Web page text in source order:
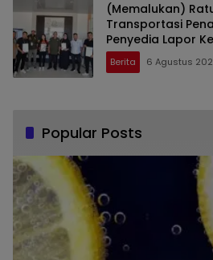
(Memalukan)
Transportasi
Penyedia Lapor
Berita 6 Agustus
Popular Posts